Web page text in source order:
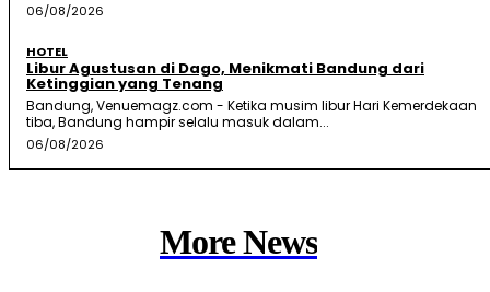
06/08/2026
HOTEL
Libur Agustusan di Dago, Menikmati Bandung dari
Ketinggian yang Tenang
Bandung, Venuemagz.com - Ketika musim libur Hari Kemerdekaan
tiba, Bandung hampir selalu masuk dalam...
06/08/2026
More News